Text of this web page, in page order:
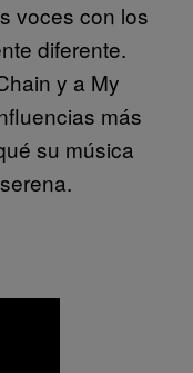
voces con los
diferente.
y a My
más
su música